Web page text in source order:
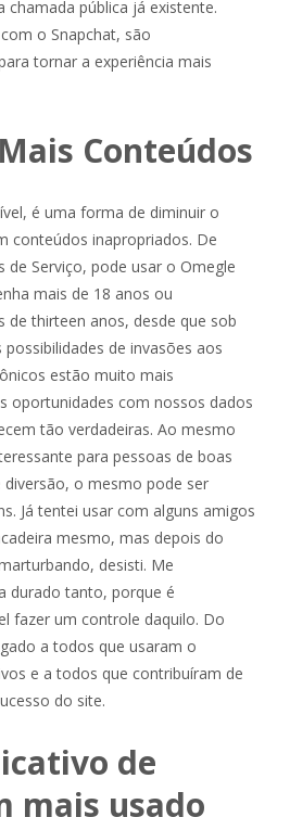
chamada pública já existente.
o Snapchat, são
tornar a experiência mais
Conteúdos
é uma forma de diminuir o
conteúdos inapropriados. De
Serviço, pode usar o Omegle
mais de 18 anos ou
de thirteen anos, desde que sob
possibilidades de invasões aos
estão muito mais
oportunidades com nossos dados
tão verdadeiras. Ao mesmo
para pessoas de boas
o mesmo pode ser
Já tentei usar com alguns amigos
mesmo, mas depois do
desisti. Me
durado tanto, porque é
fazer um controle daquilo. Do
a todos que usaram o
e a todos que contribuíram de
do site.
de
mais usado